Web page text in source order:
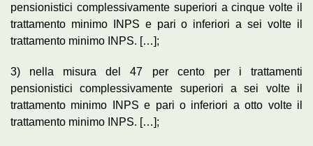
pensionistici complessivamente superiori a cinque volte il
trattamento minimo INPS e pari o inferiori a sei volte il
trattamento minimo INPS. […];
3) nella misura del 47 per cento per i trattamenti
pensionistici complessivamente superiori a sei volte il
trattamento minimo INPS e pari o inferiori a otto volte il
trattamento minimo INPS. […];